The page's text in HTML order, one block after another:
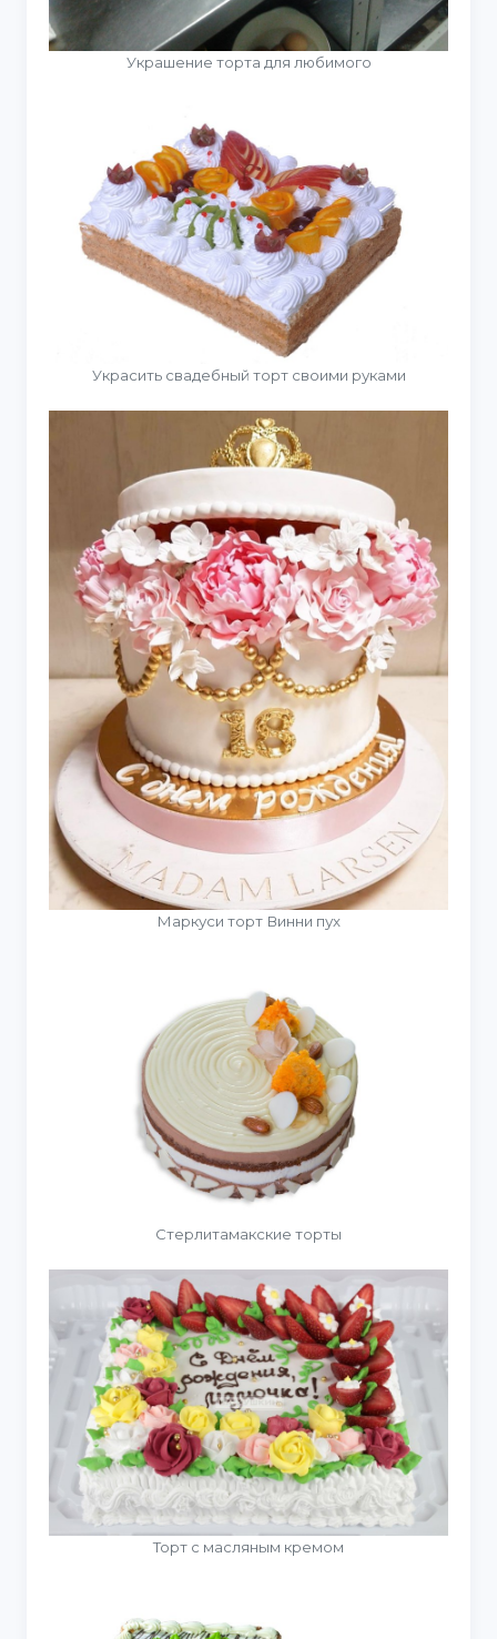
Украшение торта для любимого
Украсить свадебный торт своими руками
Маркуси торт Винни пух
Стерлитамакские торты
Торт с масляным кремом